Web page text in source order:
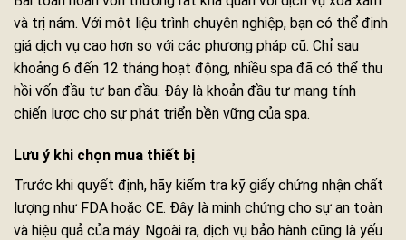
và trị nám. Với một liệu trình chuyên nghiệp, bạn có thể định
giá dịch vụ cao hơn so với các phương pháp cũ. Chỉ sau
khoảng 6 đến 12 tháng hoạt động, nhiều spa đã có thể thu
hồi vốn đầu tư ban đầu. Đây là khoản đầu tư mang tính
chiến lược cho sự phát triển bền vững của spa.
Lưu ý khi chọn mua thiết bị
Trước khi quyết định, hãy kiểm tra kỹ giấy chứng nhận chất
lượng như FDA hoặc CE. Đây là minh chứng cho sự an toàn
và hiệu quả của máy. Ngoài ra, dịch vụ bảo hành cũng là yếu